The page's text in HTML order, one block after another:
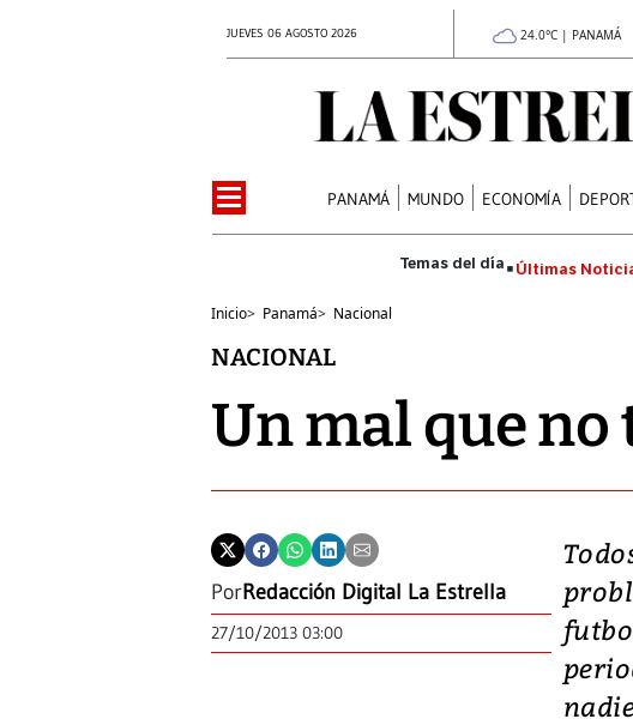
JUEVES 06 AGOSTO 2026 24.0°C | PANAMÁ
PANAMÁ MUNDO ECONOMÍA
Últimas
Inicio> Panamá> Nacional
NACIONAL
Un mal que
PorRedacción Digital La Estrella
27/10/2013 03:00